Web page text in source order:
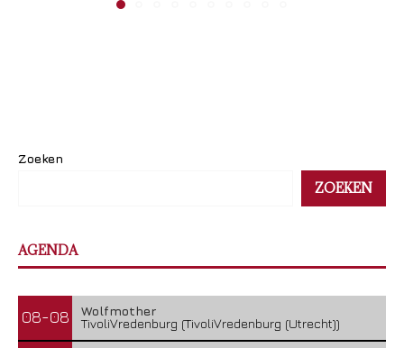
Zoeken
ZOEKEN
AGENDA
08-08
Wolfmother
TivoliVredenburg (TivoliVredenburg (Utrecht))